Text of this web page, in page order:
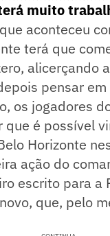
muito
aconteceu
terá que
alicerçando
pensar
os jogadores
é possível
Horizonte
ação do
escrito para a
que, pelo